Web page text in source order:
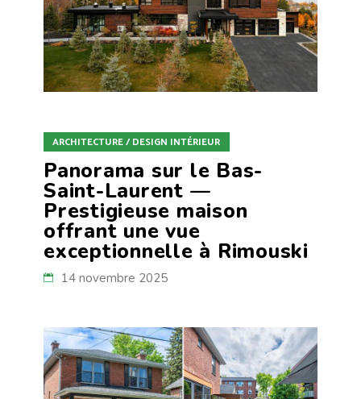
ARCHITECTURE / DESIGN INTÉRIEUR
Panorama sur le Bas-
Saint-Laurent —
Prestigieuse maison
offrant une vue
exceptionnelle à Rimouski
14 novembre 2025